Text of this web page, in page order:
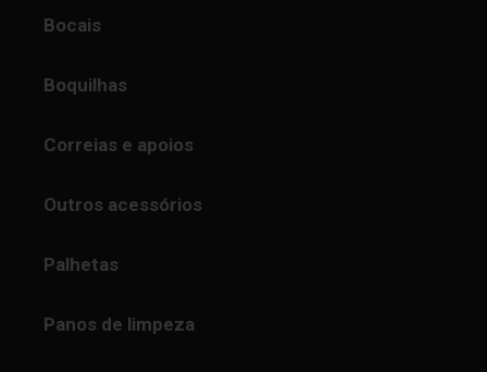
Bocais
Boquilhas
Correias e apoios
Outros acessórios
Palhetas
Panos de limpeza